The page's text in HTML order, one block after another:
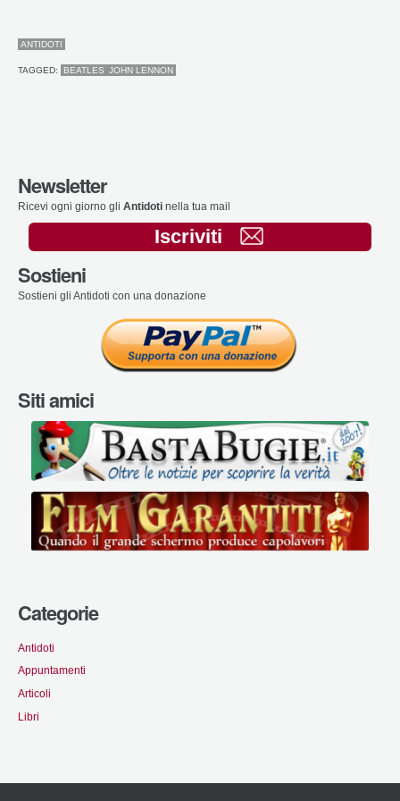
ANTIDOTI
TAGGED: BEATLES JOHN LENNON
Newsletter
Ricevi ogni giorno gli Antidoti nella tua mail
Iscriviti
Sostieni
Sostieni gli Antidoti con una donazione
Siti amici
Categorie
Antidoti
Appuntamenti
Articoli
Libri